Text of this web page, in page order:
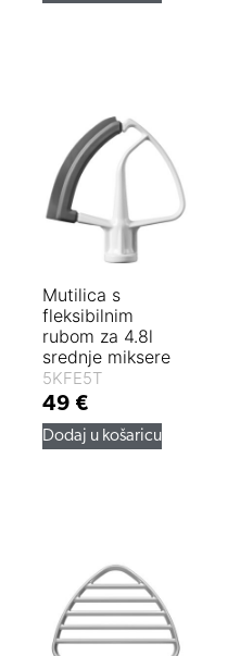
Mutilica s
fleksibilnim
rubom za 4.8l
srednje miksere
5KFE5T
49 €
Dodaj u košaricu